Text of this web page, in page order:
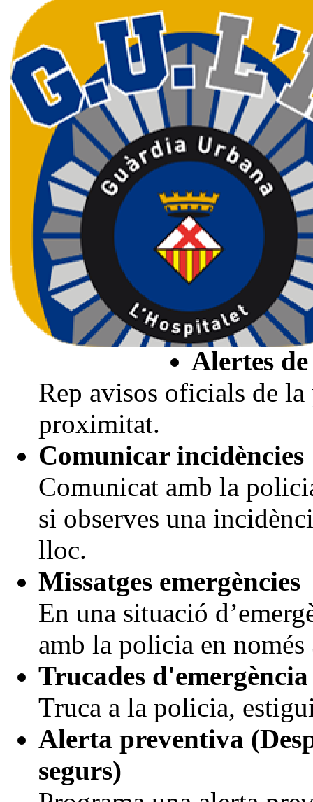
L’App
aplicació
ciutadana
Urbana
posa a la
per
seguretat
qualsevol
o perill.
Què pots
Alertes
Rep avisos oficials de
proximitat.
Comunicar incidències
Comunicat amb la
si observes una
lloc.
Missatges emergències
En una situació
amb la policia en només
Trucades d'emergència
Truca a la policia,
Alerta preventiva
segurs)